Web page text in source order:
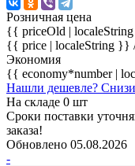
Розничная цена
{{ priceOld |
{{ price | localeString }}
Экономия
{{ economy*number |
Нашли дешевле?
На складе 0 шт
Сроки поставки
заказа!
Обновлено 05.08.2026
-